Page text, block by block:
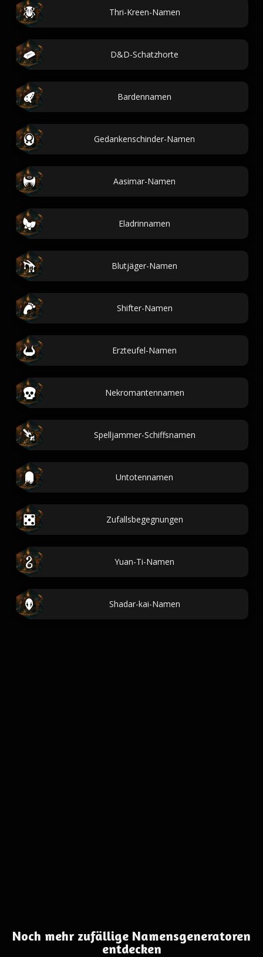
Thri-Kreen-Namen
D&D-Schatzhorte
Bardennamen
Gedankenschinder-Namen
Aasimar-Namen
Eladrinnamen
Blutjäger-Namen
Shifter-Namen
Erzteufel-Namen
Nekromantennamen
Spelljammer-Schiffsnamen
Untotennamen
Zufallsbegegnungen
Yuan-Ti-Namen
Shadar-kai-Namen
Noch mehr zufällige Namensgeneratoren
entdecken